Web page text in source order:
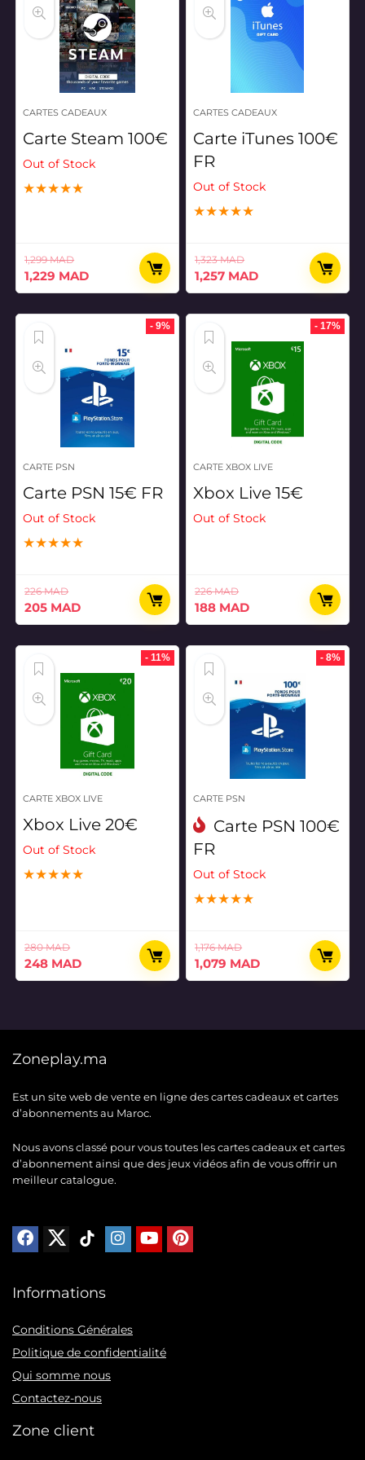
CARTES CADEAUX
Carte Steam 100€
Out of Stock
★★★★★
1,299MAD
Le
prix
1,299 MAD.
1,229 MADLe
prix
CARTES CADEAUX
Carte iTunes 100€
FR
Out of Stock
★★★★★
1,323MAD
Le
prix
1,323 MAD.
1,257 MADLe
prix
1,257 MAD.
- 9%
CARTE PSN
Carte PSN 15€ FR
Out of Stock
★★★★★
226MAD
Le
prix
226 MAD.
205 MADLe
prix
205 MAD.
- 17%
CARTE XBOX LIVE
Xbox Live 15€
Out of Stock
226MAD
Le
prix
226 MAD.
188 MADLe
prix
- 11%
CARTE XBOX LIVE
Xbox Live 20€
Out of Stock
★★★★★
280MAD
Le
prix
280 MAD.
248 MADLe
prix
248 MAD.
- 8%
CARTE PSN
Carte PSN 100€
FR
Out of Stock
★★★★★
1,176MAD
Le
prix
1,176 MAD.
1,079 MADLe
prix
1,079 MAD.
Zoneplay.ma
Est un site web de vente en ligne des cartes cadeaux et cartes
d’abonnements au Maroc.
Nous avons classé pour vous toutes les cartes cadeaux et cartes
d’abonnement ainsi que des jeux vidéos afin de vous offrir un
meilleur catalogue.
Informations
Conditions Générales
Politique de confidentialité
Qui somme nous
Contactez-nous
Zone client